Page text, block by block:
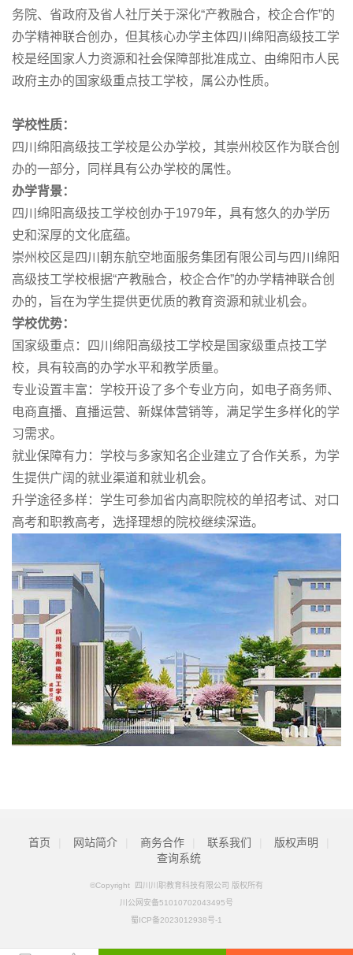
务院、省政府及省人社厅关于深化“产教融合，校企合作”的
办学精神联合创办，但其核心办学主体四川绵阳高级技工学
校是经国家人力资源和社会保障部批准成立、由绵阳市人民
政府主办的国家级重点技工学校，属公办性质。
学校性质：
四川绵阳高级技工学校是公办学校，其崇州校区作为联合创
办的一部分，同样具有公办学校的属性。
办学背景：
四川绵阳高级技工学校创办于1979年，具有悠久的办学历
史和深厚的文化底蕴。
崇州校区是四川朝东航空地面服务集团有限公司与四川绵阳
高级技工学校根据“产教融合，校企合作”的办学精神联合创
办的，旨在为学生提供更优质的教育资源和就业机会。
学校优势：
国家级重点：四川绵阳高级技工学校是国家级重点技工学
校，具有较高的办学水平和教学质量。
专业设置丰富：学校开设了多个专业方向，如电子商务师、
电商直播、直播运营、新媒体营销等，满足学生多样化的学
习需求。
就业保障有力：学校与多家知名企业建立了合作关系，为学
生提供广阔的就业渠道和就业机会。
升学途径多样：学生可参加省内高职院校的单招考试、对口
高考和职教高考，选择理想的院校继续深造。
首页 网站简介 商务合作 联系我们 版权声明
查询系统
©Copyright 四川川职教育科技有限公司 版权所有
川公网安备51010702043495号
蜀ICP备2023012938号-1